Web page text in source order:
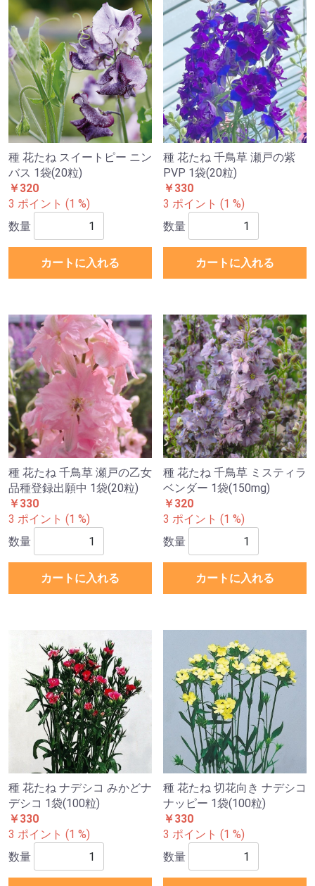
種 花たね スイートピー ニン
バス 1袋(20粒)
￥320
3 ポイント (1 %)
数量
カートに入れる
種 花たね 千鳥草 瀬戸の紫
PVP 1袋(20粒)
￥330
3 ポイント (1 %)
数量
カートに入れる
種 花たね 千鳥草 瀬戸の乙女
品種登録出願中 1袋(20粒)
￥330
3 ポイント (1 %)
数量
カートに入れる
種 花たね 千鳥草 ミスティラ
ベンダー 1袋(150mg)
￥320
3 ポイント (1 %)
数量
カートに入れる
種 花たね ナデシコ みかどナ
デシコ 1袋(100粒)
￥330
3 ポイント (1 %)
数量
種 花たね 切花向き ナデシコ
ナッピー 1袋(100粒)
￥330
3 ポイント (1 %)
数量